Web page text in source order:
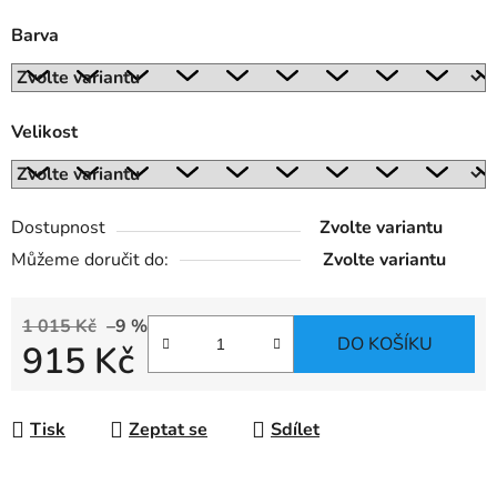
Barva
Velikost
Dostupnost
Zvolte variantu
Můžeme doručit do:
Zvolte variantu
1 015 Kč –9 %
915 Kč DO KOŠÍKU
Tisk Zeptat se Sdílet